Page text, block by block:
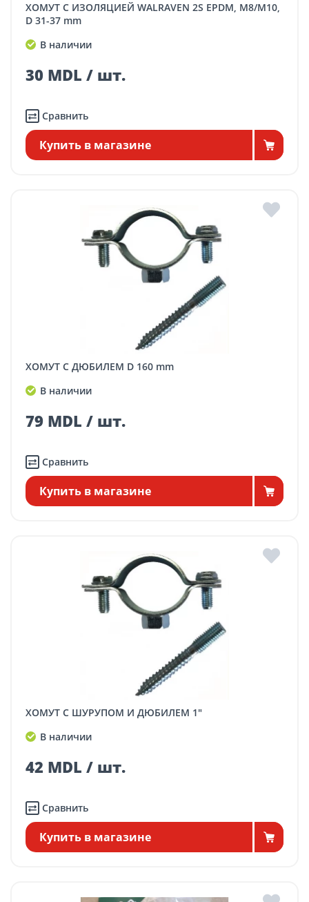
ХОМУТ С ИЗОЛЯЦИЕЙ WALRAVEN 2S EPDM, M8/M10,
D 31-37 mm
В наличии
30 MDL / шт.
Сравнить
Купить в магазине
ХОМУТ С ДЮБИЛЕМ D 160 mm
В наличии
79 MDL / шт.
Сравнить
Купить в магазине
ХОМУТ С ШУРУПОМ И ДЮБИЛЕМ 1"
В наличии
42 MDL / шт.
Сравнить
Купить в магазине